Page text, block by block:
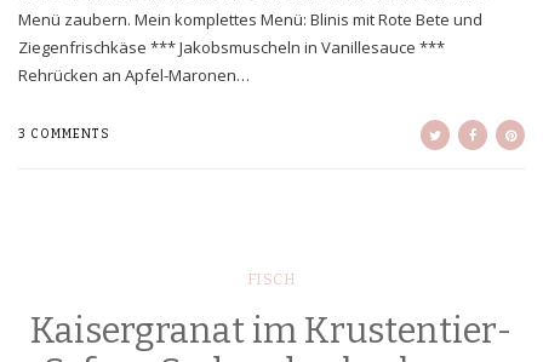
Menü zaubern. Mein komplettes Menü: Blinis mit Rote Bete und
Ziegenfrischkäse *** Jakobsmuscheln in Vanillesauce ***
Rehrücken an Apfel-Maronen…
3 COMMENTS
FISCH
Kaisergranat im Krustentier-